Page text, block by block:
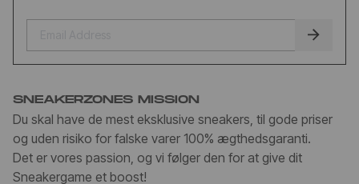
SNEAKERZONES MISSION
Du skal have de mest eksklusive sneakers, til gode priser
og uden risiko for falske varer 100% ægthedsgaranti.
Det er vores passion, og vi følger den for at give dit
Sneakergame et boost!